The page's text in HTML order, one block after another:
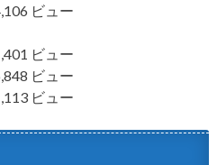
ビュー
ビュー
ビュー
ビュー